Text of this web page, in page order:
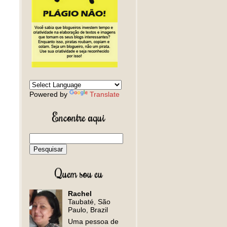
Powered by Translate
Encontre aqui
Quem sou eu
Rachel
Taubaté, São
Paulo, Brazil
Uma pessoa de